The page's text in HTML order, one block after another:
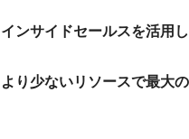
インサイドセールスを活用
より少ないリソースで最大